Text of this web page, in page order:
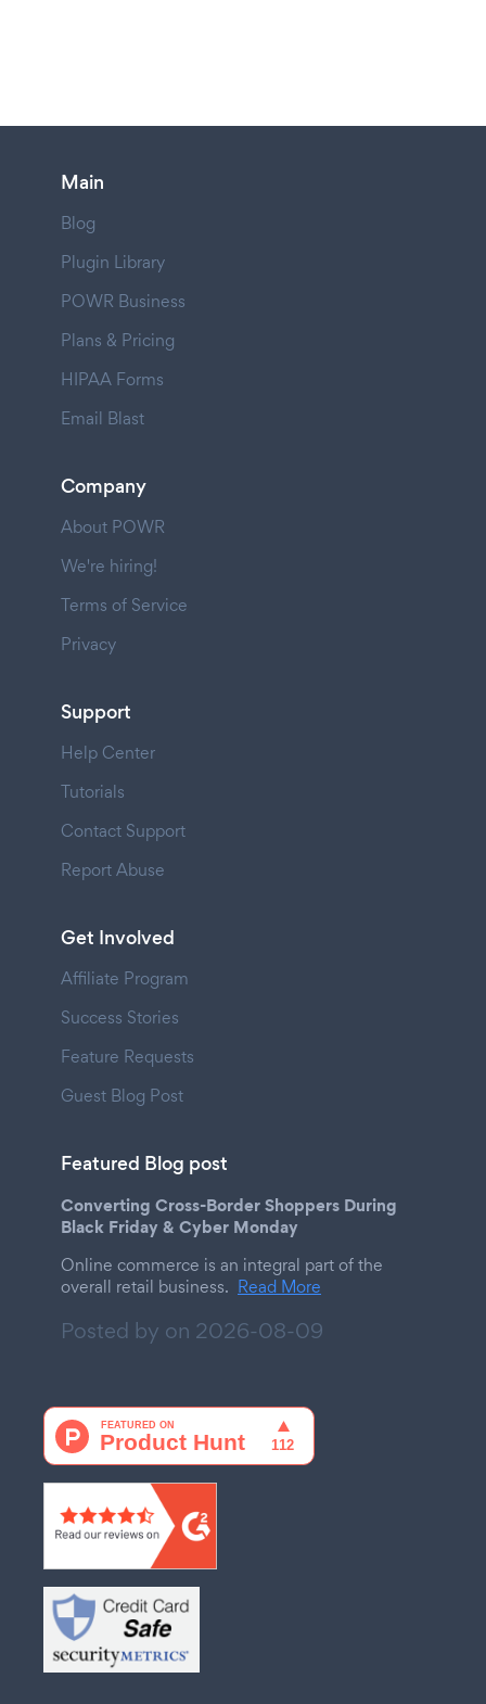
Main
Blog
Plugin Library
POWR Business
Plans & Pricing
HIPAA Forms
Email Blast
Company
About POWR
We're hiring!
Terms of Service
Privacy
Support
Help Center
Tutorials
Contact Support
Report Abuse
Get Involved
Affiliate Program
Success Stories
Feature Requests
Guest Blog Post
Featured Blog post
Converting Cross-Border Shoppers During
Black Friday & Cyber Monday
Online commerce is an integral part of the
overall retail business. Read More
Posted by on 2026-08-09